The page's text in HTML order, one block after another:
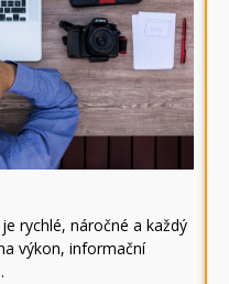
rychlé, náročné a každý
výkon, informační